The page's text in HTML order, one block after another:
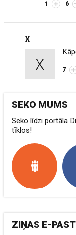
1 6
X
X 7
SEKO MUMS
Seko līdzi portāla
tīklos!
ZIŅAS E-